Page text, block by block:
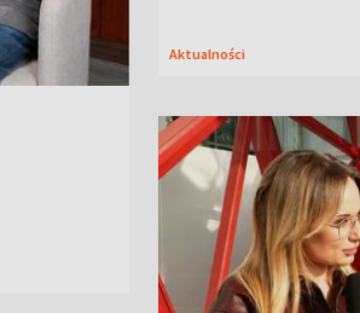
Aktualności